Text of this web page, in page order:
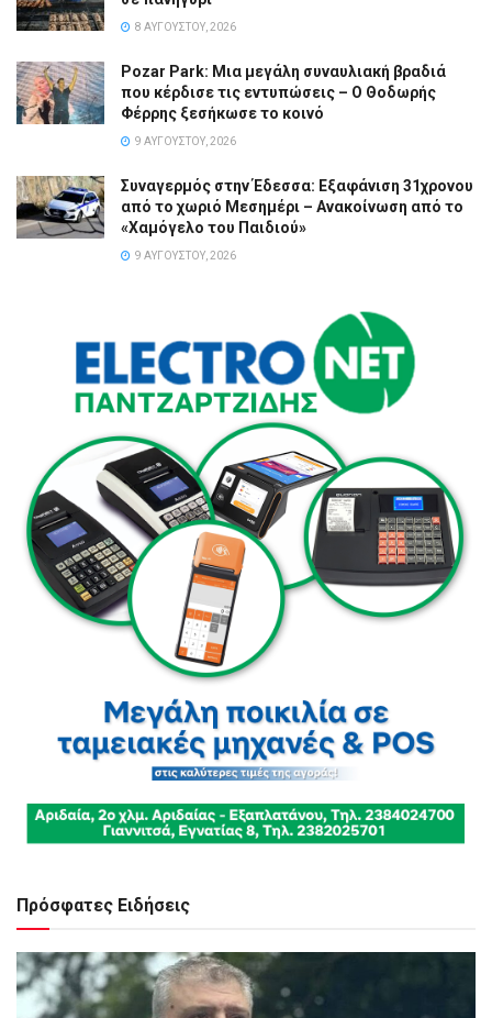
8 ΑΥΓΟΎΣΤΟΥ, 2026
Pozar Park: Μια μεγάλη συναυλιακή βραδιά
που κέρδισε τις εντυπώσεις – Ο Θοδωρής
Φέρρης ξεσήκωσε το κοινό
9 ΑΥΓΟΎΣΤΟΥ, 2026
Συναγερμός στην Έδεσσα: Εξαφάνιση 31χρονου
από το χωριό Μεσημέρι – Ανακοίνωση από το
«Χαμόγελο του Παιδιού»
9 ΑΥΓΟΎΣΤΟΥ, 2026
Πρόσφατες Ειδήσεις